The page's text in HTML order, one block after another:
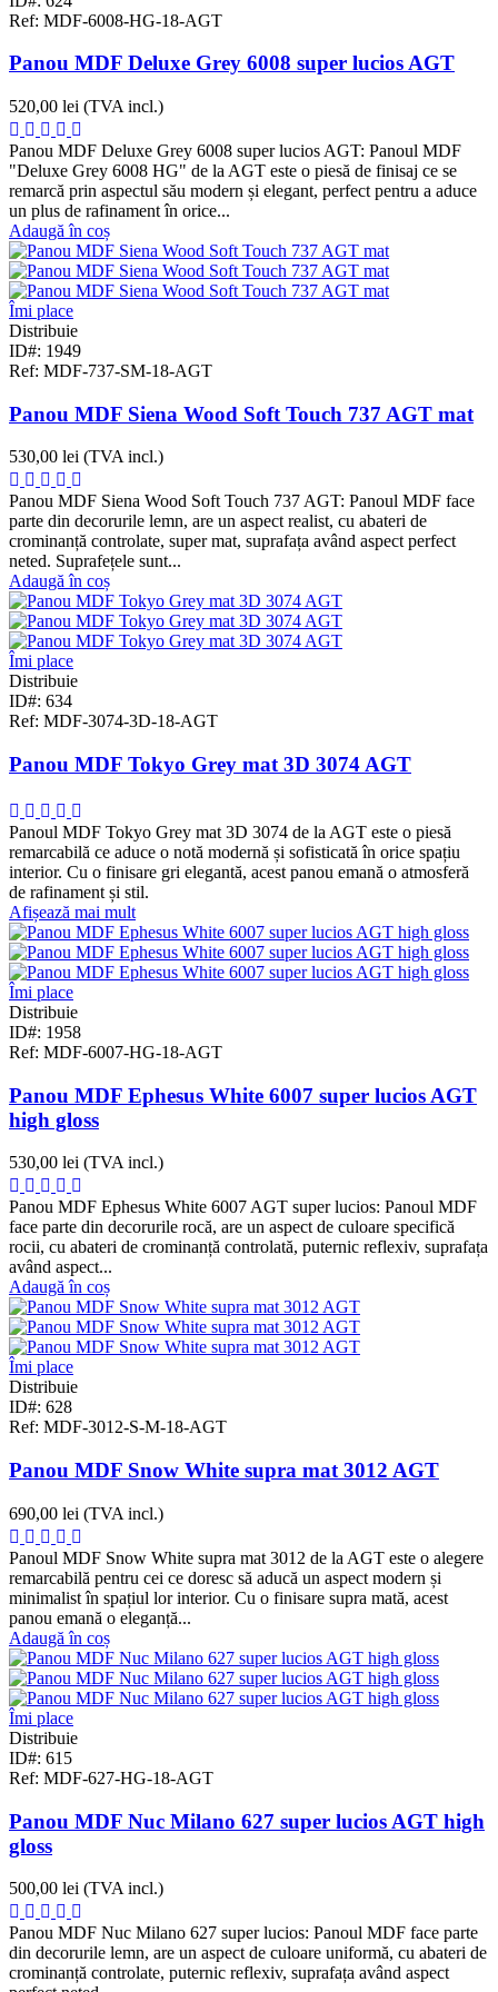
Ref: MDF-6008-HG-18-AGT
Panou MDF Deluxe Grey 6008 super lucios AGT
520,00 lei (TVA incl.)
Panou MDF Deluxe Grey 6008 super lucios AGT: Panoul MDF
"Deluxe Grey 6008 HG" de la AGT este o piesă de finisaj ce se
remarcă prin aspectul său modern și elegant, perfect pentru a aduce
un plus de rafinament în orice...
Adaugă în coș
Îmi place
Distribuie
ID#: 1949
Ref: MDF-737-SM-18-AGT
Panou MDF Siena Wood Soft Touch 737 AGT mat
530,00 lei (TVA incl.)
Panou MDF Siena Wood Soft Touch 737 AGT: Panoul MDF face
parte din decorurile lemn, are un aspect realist, cu abateri de
crominanță controlate, super mat, suprafața având aspect perfect
neted. Suprafețele sunt...
Adaugă în coș
Îmi place
Distribuie
ID#: 634
Ref: MDF-3074-3D-18-AGT
Panou MDF Tokyo Grey mat 3D 3074 AGT
Panoul MDF Tokyo Grey mat 3D 3074 de la AGT este o piesă
remarcabilă ce aduce o notă modernă și sofisticată în orice spațiu
interior. Cu o finisare gri elegantă, acest panou emană o atmosferă
de rafinament și stil.
Afișează mai mult
Îmi place
Distribuie
ID#: 1958
Ref: MDF-6007-HG-18-AGT
Panou MDF Ephesus White 6007 super lucios AGT
high gloss
530,00 lei (TVA incl.)
Panou MDF Ephesus White 6007 AGT super lucios: Panoul MDF
face parte din decorurile rocă, are un aspect de culoare specifică
rocii, cu abateri de crominanță controlată, puternic reflexiv, suprafața
având aspect...
Adaugă în coș
Îmi place
Distribuie
ID#: 628
Ref: MDF-3012-S-M-18-AGT
Panou MDF Snow White supra mat 3012 AGT
690,00 lei (TVA incl.)
Panoul MDF Snow White supra mat 3012 de la AGT este o alegere
remarcabilă pentru cei ce doresc să aducă un aspect modern și
minimalist în spațiul lor interior. Cu o finisare supra mată, acest
panou emană o eleganță...
Adaugă în coș
Îmi place
Distribuie
ID#: 615
Ref: MDF-627-HG-18-AGT
Panou MDF Nuc Milano 627 super lucios AGT high
gloss
500,00 lei (TVA incl.)
Panou MDF Nuc Milano 627 super lucios: Panoul MDF face parte
din decorurile lemn, are un aspect de culoare uniformă, cu abateri de
crominanță controlate, puternic reflexiv, suprafața având aspect